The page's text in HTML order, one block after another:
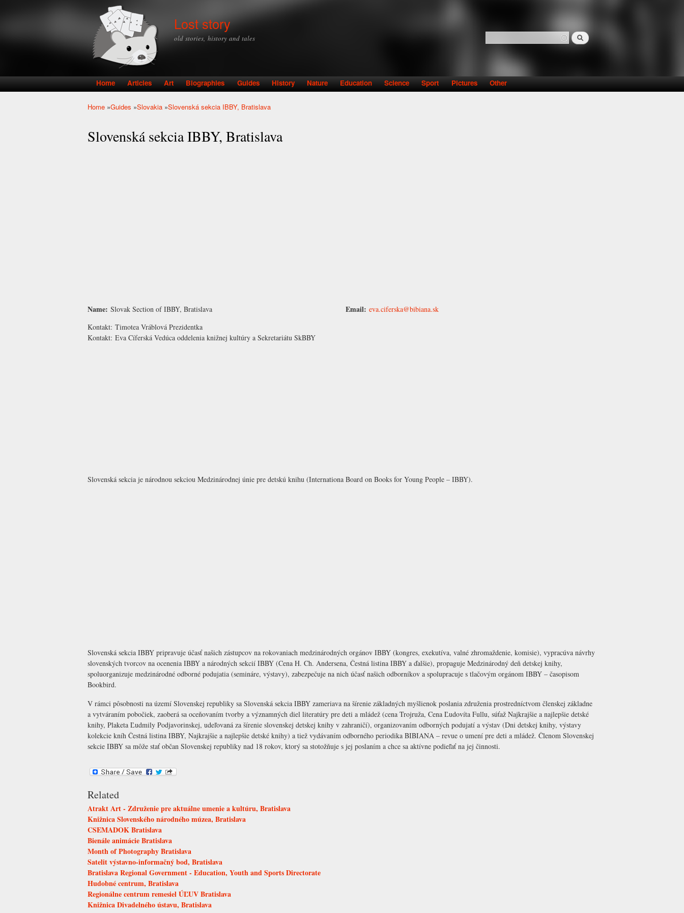
Lost story
old stories, history and tales Search form
Search
Main menu
Home Articles Art Biographies Guides History Nature Education Science Sport Pictures Other
Home »Guides »Slovakia »Slovenská sekcia IBBY, Bratislava
Slovenská sekcia IBBY, Bratislava
Name: Slovak Section of IBBY, Bratislava
Kontakt: Timotea Vráblová Prezidentka
Kontakt: Eva Cíferská Vedúca oddelenia knižnej kultúry a Sekretariátu SkBBY
Email: eva.ciferska@bibiana.sk
Slovenská sekcia je národnou sekciou Medzinárodnej únie pre detskú knihu (Internationa Board on Books for Young People – IBBY).
Slovenská sekcia IBBY pripravuje účasť našich zástupcov na rokovaniach medzinárodných orgánov IBBY (kongres, exekutíva, valné zhromaždenie, komisie), vypracúva návrhy
slovenských tvorcov na ocenenia IBBY a národných sekcií IBBY (Cena H. Ch. Andersena, Čestná listina IBBY a ďalšie), propaguje Medzinárodný deň detskej knihy,
spoluorganizuje medzinárodné odborné podujatia (semináre, výstavy), zabezpečuje na nich účasť našich odborníkov a spolupracuje s tlačovým orgánom IBBY – časopisom
Bookbird.
V rámci pôsobnosti na území Slovenskej republiky sa Slovenská sekcia IBBY zameriava na šírenie základných myšlienok poslania združenia prostredníctvom členskej základne
a vytváraním pobočiek, zaoberá sa oceňovaním tvorby a významných diel literatúry pre deti a mládež (cena Trojruža, Cena Ľudovíta Fullu, súťaž Najkrajšie a najlepšie detské
knihy, Plaketa Ľudmily Podjavorinskej, udeľovaná za šírenie slovenskej detskej knihy v zahraničí), organizovaním odborných podujatí a výstav (Dni detskej knihy, výstavy
kolekcie kníh Čestná listina IBBY, Najkrajšie a najlepšie detské knihy) a tiež vydávaním odborného periodika BIBIANA – revue o umení pre deti a mládež. Členom Slovenskej
sekcie IBBY sa môže stať občan Slovenskej republiky nad 18 rokov, ktorý sa stotožňuje s jej poslaním a chce sa aktívne podieľať na jej činnosti.
Related
Atrakt Art - Združenie pre aktuálne umenie a kultúru, Bratislava
Knižnica Slovenského národného múzea, Bratislava
CSEMADOK Bratislava
Bienále animácie Bratislava
Month of Photography Bratislava
Satelit výstavno-informačný bod, Bratislava
Bratislava Regional Government - Education, Youth and Sports Directorate
Hudobné centrum, Bratislava
Regionálne centrum remesiel ÚĽUV Bratislava
Knižnica Divadelného ústavu, Bratislava